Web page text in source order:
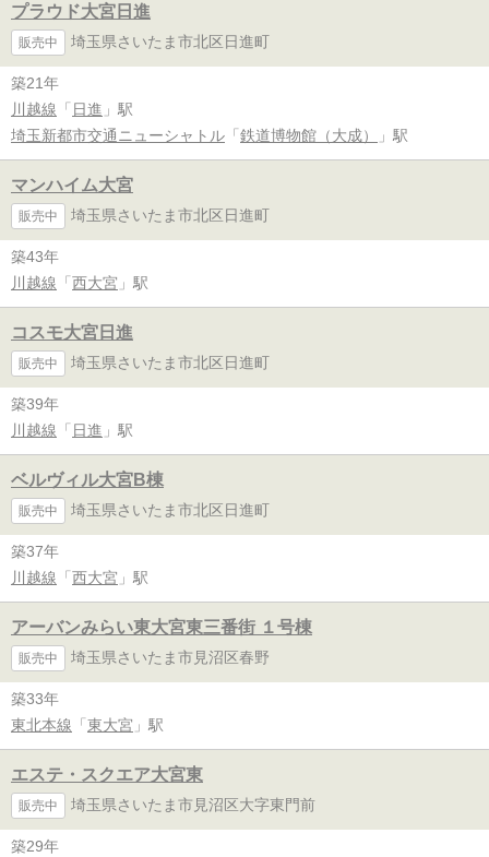
プラウド大宮日進
販売中 埼玉県さいたま市北区日進町
築21年
川越線 「 日進 」駅
埼玉新都市交通ニューシャトル 「 鉄道博物館（大成） 」駅
マンハイム大宮
販売中 埼玉県さいたま市北区日進町
築43年
川越線 「 西大宮 」駅
コスモ大宮日進
販売中 埼玉県さいたま市北区日進町
築39年
川越線 「 日進 」駅
ベルヴィル大宮B棟
販売中 埼玉県さいたま市北区日進町
築37年
川越線 「 西大宮 」駅
アーバンみらい東大宮東三番街 １号棟
販売中 埼玉県さいたま市見沼区春野
築33年
東北本線 「 東大宮 」駅
エステ・スクエア大宮東
販売中 埼玉県さいたま市見沼区大字東門前
築29年